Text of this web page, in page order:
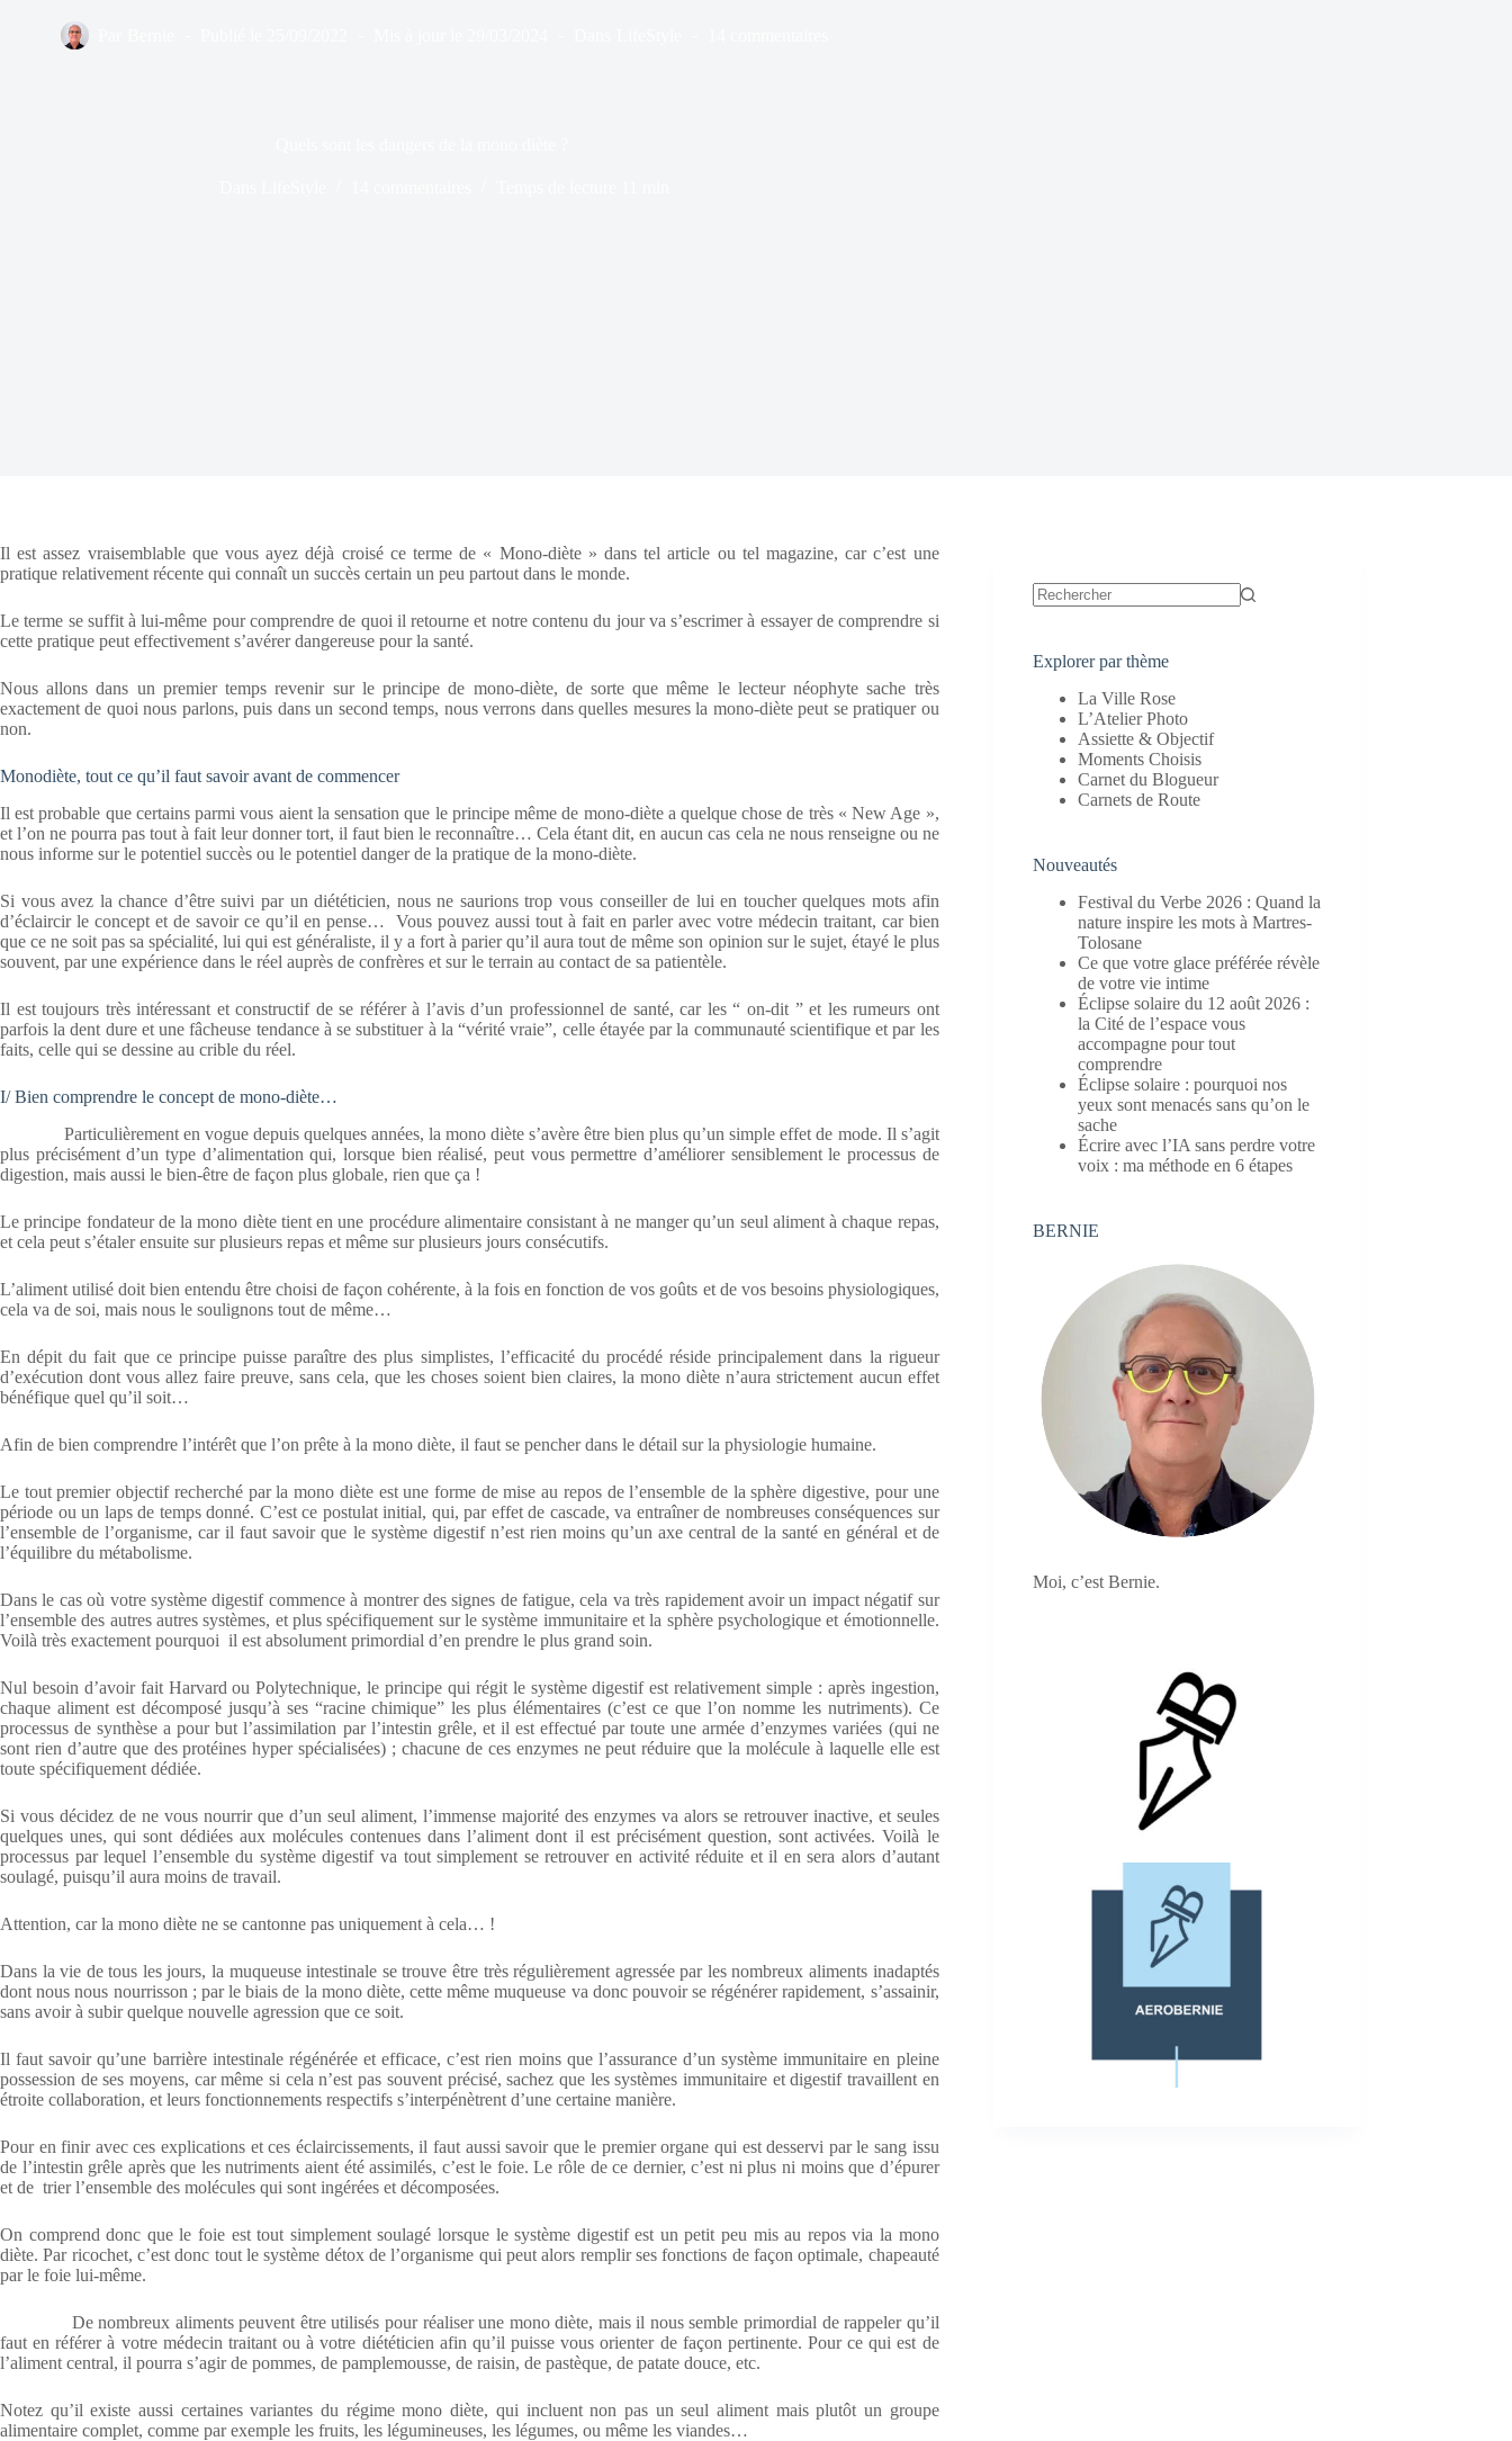
Il est assez vraisemblable que vous ayez déjà croisé ce terme de « Mono-diète » dans tel article ou tel magazine, car c’est une
pratique relativement récente qui connaît un succès certain un peu partout dans le monde.
Le terme se suffit à lui-même pour comprendre de quoi il retourne et notre contenu du jour va s’escrimer à essayer de comprendre si
cette pratique peut effectivement s’avérer dangereuse pour la santé.
Nous allons dans un premier temps revenir sur le principe de mono-diète, de sorte que même le lecteur néophyte sache très
exactement de quoi nous parlons, puis dans un second temps, nous verrons dans quelles mesures la mono-diète peut se pratiquer ou
non.
Monodiète, tout ce qu’il faut savoir avant de commencer
Il est probable que certains parmi vous aient la sensation que le principe même de mono-diète a quelque chose de très « New Age »,
et l’on ne pourra pas tout à fait leur donner tort, il faut bien le reconnaître… Cela étant dit, en aucun cas cela ne nous renseigne ou ne
nous informe sur le potentiel succès ou le potentiel danger de la pratique de la mono-diète.
Si vous avez la chance d’être suivi par un diététicien, nous ne saurions trop vous conseiller de lui en toucher quelques mots afin
d’éclaircir le concept et de savoir ce qu’il en pense… Vous pouvez aussi tout à fait en parler avec votre médecin traitant, car bien
que ce ne soit pas sa spécialité, lui qui est généraliste, il y a fort à parier qu’il aura tout de même son opinion sur le sujet, étayé le plus
souvent, par une expérience dans le réel auprès de confrères et sur le terrain au contact de sa patientèle.
Il est toujours très intéressant et constructif de se référer à l’avis d’un professionnel de santé, car les “ on-dit ” et les rumeurs ont
parfois la dent dure et une fâcheuse tendance à se substituer à la “vérité vraie”, celle étayée par la communauté scientifique et par les
faits, celle qui se dessine au crible du réel.
I/ Bien comprendre le concept de mono-diète…
Particulièrement en vogue depuis quelques années, la mono diète s’avère être bien plus qu’un simple effet de mode. Il s’agit
plus précisément d’un type d’alimentation qui, lorsque bien réalisé, peut vous permettre d’améliorer sensiblement le processus de
digestion, mais aussi le bien-être de façon plus globale, rien que ça !
Le principe fondateur de la mono diète tient en une procédure alimentaire consistant à ne manger qu’un seul aliment à chaque repas,
et cela peut s’étaler ensuite sur plusieurs repas et même sur plusieurs jours consécutifs.
L’aliment utilisé doit bien entendu être choisi de façon cohérente, à la fois en fonction de vos goûts et de vos besoins physiologiques,
cela va de soi, mais nous le soulignons tout de même…
En dépit du fait que ce principe puisse paraître des plus simplistes, l’efficacité du procédé réside principalement dans la rigueur
d’exécution dont vous allez faire preuve, sans cela, que les choses soient bien claires, la mono diète n’aura strictement aucun effet
bénéfique quel qu’il soit…
Afin de bien comprendre l’intérêt que l’on prête à la mono diète, il faut se pencher dans le détail sur la physiologie humaine.
Le tout premier objectif recherché par la mono diète est une forme de mise au repos de l’ensemble de la sphère digestive, pour une
période ou un laps de temps donné. C’est ce postulat initial, qui, par effet de cascade, va entraîner de nombreuses conséquences sur
l’ensemble de l’organisme, car il faut savoir que le système digestif n’est rien moins qu’un axe central de la santé en général et de
l’équilibre du métabolisme.
Dans le cas où votre système digestif commence à montrer des signes de fatigue, cela va très rapidement avoir un impact négatif sur
l’ensemble des autres autres systèmes, et plus spécifiquement sur le système immunitaire et la sphère psychologique et émotionnelle.
Voilà très exactement pourquoi il est absolument primordial d’en prendre le plus grand soin.
Nul besoin d’avoir fait Harvard ou Polytechnique, le principe qui régit le système digestif est relativement simple : après ingestion,
chaque aliment est décomposé jusqu’à ses “racine chimique” les plus élémentaires (c’est ce que l’on nomme les nutriments). Ce
processus de synthèse a pour but l’assimilation par l’intestin grêle, et il est effectué par toute une armée d’enzymes variées (qui ne
sont rien d’autre que des protéines hyper spécialisées) ; chacune de ces enzymes ne peut réduire que la molécule à laquelle elle est
toute spécifiquement dédiée.
Si vous décidez de ne vous nourrir que d’un seul aliment, l’immense majorité des enzymes va alors se retrouver inactive, et seules
quelques unes, qui sont dédiées aux molécules contenues dans l’aliment dont il est précisément question, sont activées. Voilà le
processus par lequel l’ensemble du système digestif va tout simplement se retrouver en activité réduite et il en sera alors d’autant
soulagé, puisqu’il aura moins de travail.
Attention, car la mono diète ne se cantonne pas uniquement à cela… !
Dans la vie de tous les jours, la muqueuse intestinale se trouve être très régulièrement agressée par les nombreux aliments inadaptés
dont nous nous nourrisson ; par le biais de la mono diète, cette même muqueuse va donc pouvoir se régénérer rapidement, s’assainir,
sans avoir à subir quelque nouvelle agression que ce soit.
Il faut savoir qu’une barrière intestinale régénérée et efficace, c’est rien moins que l’assurance d’un système immunitaire en pleine
possession de ses moyens, car même si cela n’est pas souvent précisé, sachez que les systèmes immunitaire et digestif travaillent en
étroite collaboration, et leurs fonctionnements respectifs s’interpénètrent d’une certaine manière.
Pour en finir avec ces explications et ces éclaircissements, il faut aussi savoir que le premier organe qui est desservi par le sang issu
de l’intestin grêle après que les nutriments aient été assimilés, c’est le foie. Le rôle de ce dernier, c’est ni plus ni moins que d’épurer
et de trier l’ensemble des molécules qui sont ingérées et décomposées.
On comprend donc que le foie est tout simplement soulagé lorsque le système digestif est un petit peu mis au repos via la mono
diète. Par ricochet, c’est donc tout le système détox de l’organisme qui peut alors remplir ses fonctions de façon optimale, chapeauté
par le foie lui-même.
De nombreux aliments peuvent être utilisés pour réaliser une mono diète, mais il nous semble primordial de rappeler qu’il
faut en référer à votre médecin traitant ou à votre diététicien afin qu’il puisse vous orienter de façon pertinente. Pour ce qui est de
l’aliment central, il pourra s’agir de pommes, de pamplemousse, de raisin, de pastèque, de patate douce, etc.
Notez qu’il existe aussi certaines variantes du régime mono diète, qui incluent non pas un seul aliment mais plutôt un groupe
alimentaire complet, comme par exemple les fruits, les légumineuses, les légumes, ou même les viandes…
Explorer par thème
La Ville Rose
L’Atelier Photo
Assiette & Objectif
Moments Choisis
Carnet du Blogueur
Carnets de Route
Nouveautés
Festival du Verbe 2026 : Quand la
nature inspire les mots à Martres-
Tolosane
Ce que votre glace préférée révèle
de votre vie intime
Éclipse solaire du 12 août 2026 :
la Cité de l’espace vous
accompagne pour tout
comprendre
Éclipse solaire : pourquoi nos
yeux sont menacés sans qu’on le
sache
Écrire avec l’IA sans perdre votre
voix : ma méthode en 6 étapes
BERNIE
Moi, c’est Bernie.